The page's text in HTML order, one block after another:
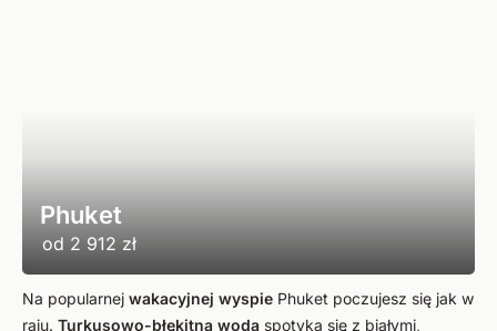
Phuket
od 2 912 zł
Na popularnej wakacyjnej wyspie Phuket poczujesz się jak w
raju. Turkusowo-błękitna woda spotyka się z białymi,